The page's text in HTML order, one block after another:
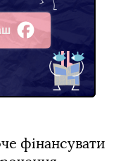
фінансувати